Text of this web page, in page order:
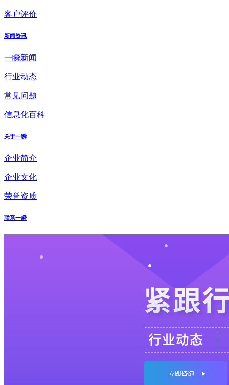
客户评价
新闻资讯
一瞬新闻
行业动态
常见问题
信息化百科
关于一瞬
企业简介
企业文化
荣誉资质
联系一瞬